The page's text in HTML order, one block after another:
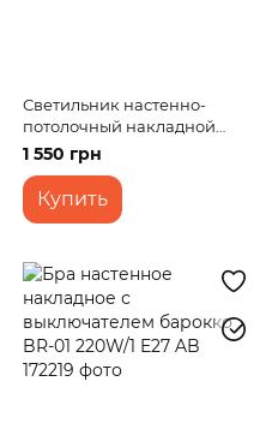
Светильник настенно-
потолочный накладной
кантри BKL-080W/1
1 550 грн
Купить